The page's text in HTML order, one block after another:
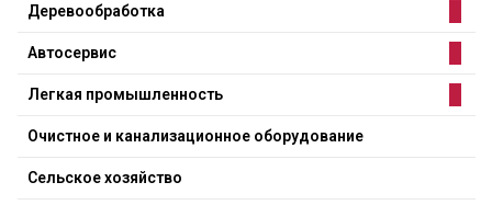
Деревообработка
Автосервис
Легкая промышленность
Очистное и канализационное оборудование
Сельское хозяйство